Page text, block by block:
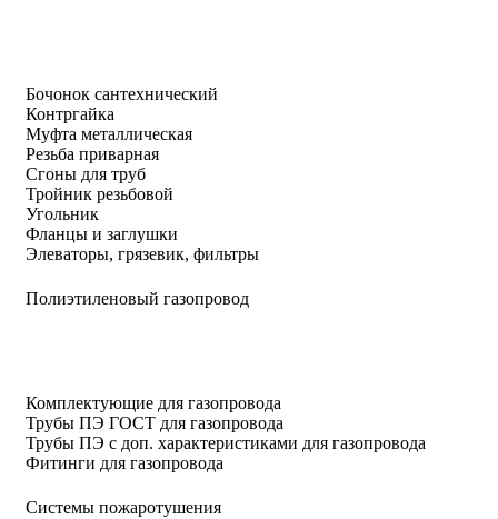
Бочонок сантехнический
Контргайка
Муфта металлическая
Резьба приварная
Сгоны для труб
Тройник резьбовой
Угольник
Фланцы и заглушки
Элеваторы, грязевик, фильтры
Полиэтиленовый газопровод
Комплектующие для газопровода
Трубы ПЭ ГОСТ для газопровода
Трубы ПЭ с доп. характеристиками для газопровода
Фитинги для газопровода
Системы пожаротушения